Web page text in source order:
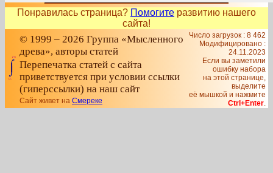
Понравилась страница? Помогите развитию нашего
сайта!
© 1999 – 2026 Группа «Мысленного
древа», авторы статей
Перепечатка статей с сайта
приветствуется при условии ссылки
(гиперссылки) на наш сайт
Сайт живет на Смереке
Число загрузок : 8 462
Модифицировано :
24.11.2023
Если вы заметили
ошибку набора
на этой странице,
выделите
её мышкой и нажмите
Ctrl+Enter.